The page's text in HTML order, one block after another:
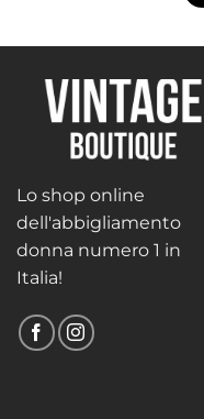
Lo shop online
dell'abbigliamento
donna numero 1 in
Italia!